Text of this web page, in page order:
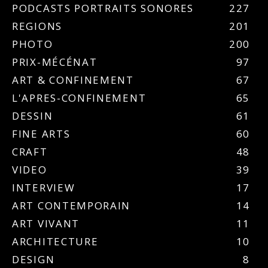
PODCASTS PORTRAITS SONORES
227
REGIONS
201
PHOTO
200
PRIX-MÉCÉNAT
97
ART & CONFINEMENT
67
L'APRES-CONFINEMENT
65
DESSIN
61
FINE ARTS
60
CRAFT
48
VIDEO
39
INTERVIEW
17
ART CONTEMPORAIN
14
ART VIVANT
11
ARCHITECTURE
10
DESIGN
8